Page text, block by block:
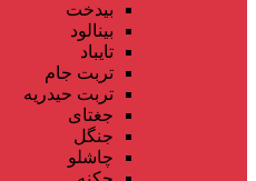
بیدخت
بینالود
تایباد
تربت جام
تربت حیدریه
جغتای
جنگل
چاشلو